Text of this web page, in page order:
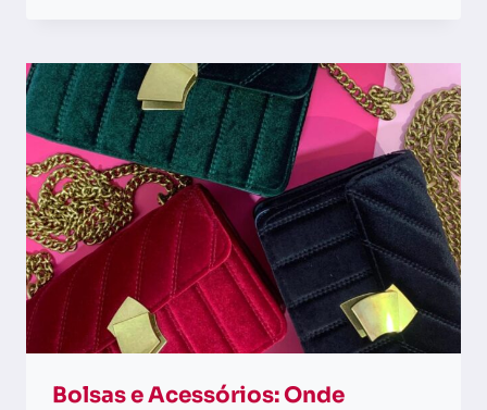
Bolsas e Acessórios: Onde